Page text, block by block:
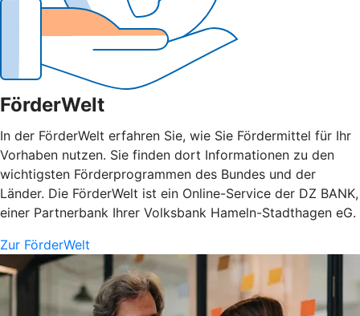
FörderWelt
In der FörderWelt erfahren Sie, wie Sie Fördermittel für Ihr
Vorhaben nutzen. Sie finden dort Informationen zu den
wichtigsten Förderprogrammen des Bundes und der
Länder. Die FörderWelt ist ein Online-Service der DZ BANK,
einer Partnerbank Ihrer Volksbank Hameln-Stadthagen eG.
Zur FörderWelt